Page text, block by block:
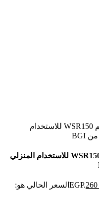
خرطوم دش مرن كريستال 150 سم WSR150 للاستخدام المنزلي
260
السعر الحالي هو: